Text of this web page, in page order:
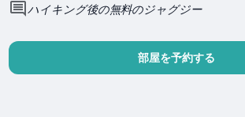
ハイキング後の無料のジャグジー
部屋を予約する